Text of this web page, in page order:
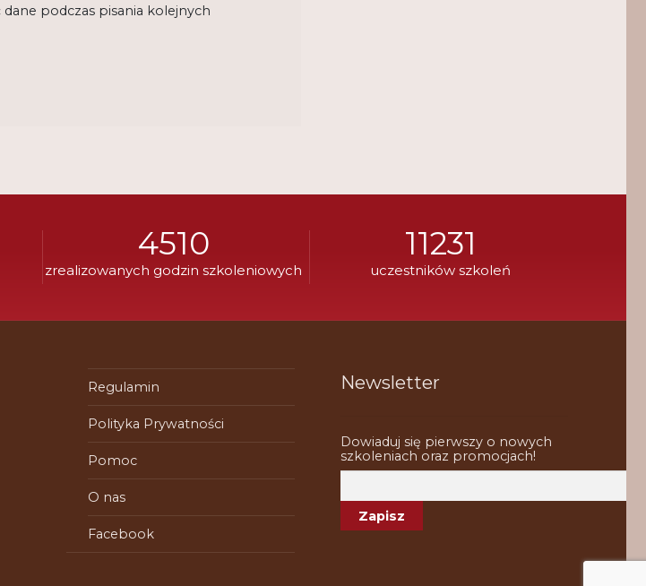
podczas pisania kolejnych
4510
zrealizowanych godzin szkoleniowych
11231
uczestników szkoleń
Regulamin
Polityka Prywatności
Pomoc
O nas
Facebook
Newsletter
Dowiaduj się pierwszy o nowych
szkoleniach oraz promocjach!